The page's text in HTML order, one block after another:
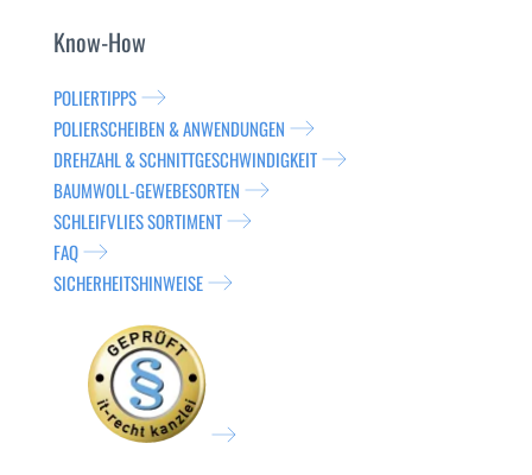
Know-How
POLIERTIPPS
POLIERSCHEIBEN & ANWENDUNGEN
DREHZAHL & SCHNITTGESCHWINDIGKEIT
BAUMWOLL-GEWEBESORTEN
SCHLEIFVLIES SORTIMENT
FAQ
SICHERHEITSHINWEISE